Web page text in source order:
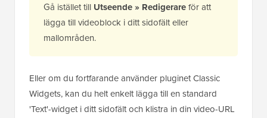
Gå istället till Utseende » Redigerareför att
lägga till videoblock i ditt sidofält eller
mallområden.
Eller om du fortfarande använder pluginet Classic
Widgets, kan du helt enkelt lägga till en standard
'Text'-widget i ditt sidofält och klistra in din video-URL